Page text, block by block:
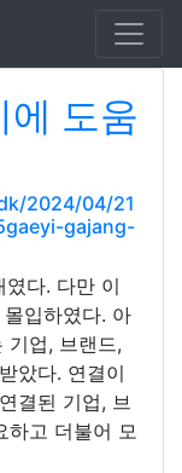
에 도움
2024/04/21
gajang-
다. 다만 이
입하였다. 아
기업, 브랜드,
았다. 연결이
결된 기업, 브
하고 더불어 모